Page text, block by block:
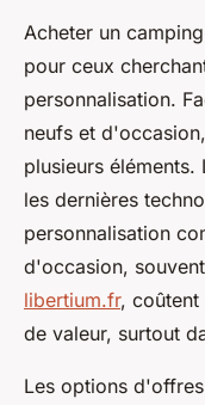
Acheter un
pour ceux
personnalisation.
neufs et
plusieurs
les dernières
personnalisation
d'occasion,
libertium.fr, coûtent
de valeur, surtout
Les options